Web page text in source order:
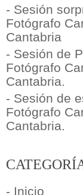
- Sesión
Fotógrafo
Cantabria
- Sesión de
Fotógrafo
Cantabria.
- Sesión de
Fotógrafo
Cantabria.
- Inicio